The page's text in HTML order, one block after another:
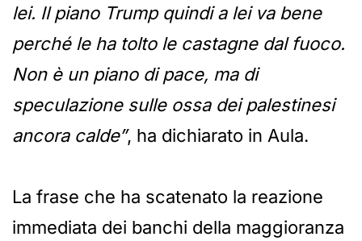
lei. Il piano Trump quindi a lei va bene
perché le ha tolto le castagne dal fuoco.
Non è un piano di pace, ma di
speculazione sulle ossa dei palestinesi
ancora calde”, ha dichiarato in Aula.
La frase che ha scatenato la reazione
immediata dei banchi della maggioranza